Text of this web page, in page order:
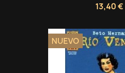
13,40 €
NUEVO